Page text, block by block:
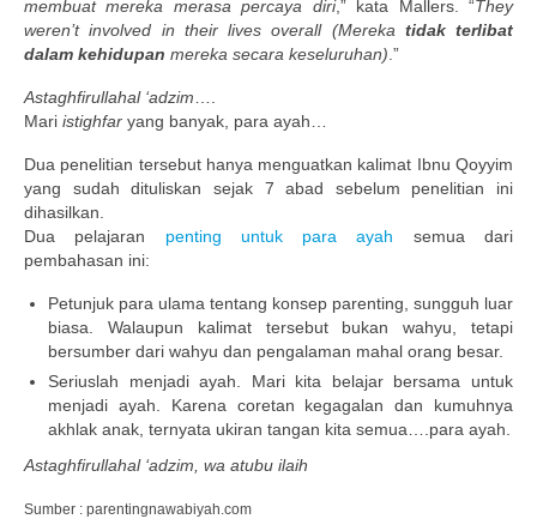
membuat mereka merasa percaya diri,” kata Mallers. “They
weren’t involved in their lives overall (Mereka tidak terlibat
dalam kehidupan mereka secara keseluruhan) .”
Astaghfirullahal ‘adzim
Mari istighfar yang banyak, para ayah…
Dua penelitian tersebut hanya menguatkan kalimat Ibnu Qoyyim
yang sudah dituliskan sejak 7 abad sebelum penelitian ini
dihasilkan.
Dua pelajaran penting untuk para ayah semua dari
pembahasan ini:
Petunjuk para ulama tentang konsep parenting, sungguh luar
biasa. Walaupun kalimat tersebut bukan wahyu, tetapi
bersumber dari wahyu dan pengalaman mahal orang besar.
Seriuslah menjadi ayah. Mari kita belajar bersama untuk
menjadi ayah. Karena coretan kegagalan dan kumuhnya
akhlak anak, ternyata ukiran tangan kita semua….para ayah.
Astaghfirullahal ‘adzim, wa atubu ilaih
Sumber : parentingnawabiyah.com